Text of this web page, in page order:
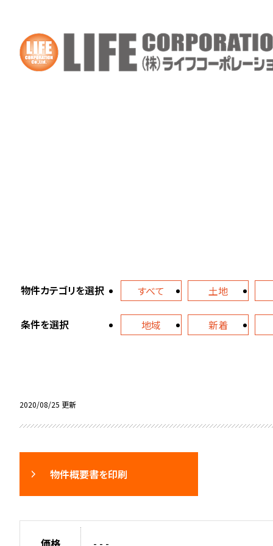
物件カテゴリを選択 すべて 土地
条件を選択 地域 新着
2020/08/25 更新
物件概要書を印刷
価格 - - -